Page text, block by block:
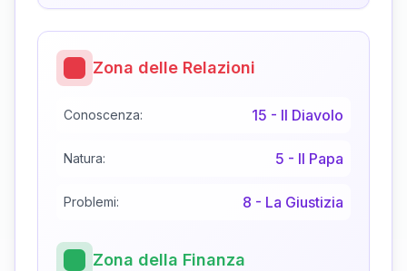
Zona delle Relazioni
Conoscenza: 15 - Il Diavolo
Natura: 5 - Il Papa
Problemi: 8 - La Giustizia
Zona della Finanza